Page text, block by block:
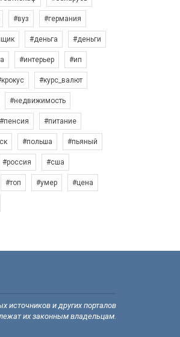
#вуз #германия
#деньга #деньги
#интерьер #ип
#курс_валют
#недвижимость
#пенсия #питание
#польша #пьяный
#россия #сша
#топ #умер #цена
источников и других порталов
их законным владельцам.